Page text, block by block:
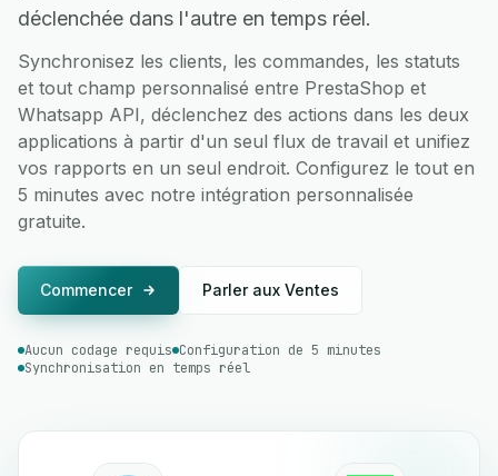
déclenchée dans l'autre en temps réel.
Synchronisez les clients, les commandes, les statuts
et tout champ personnalisé entre PrestaShop et
Whatsapp API, déclenchez des actions dans les deux
applications à partir d'un seul flux de travail et unifiez
vos rapports en un seul endroit. Configurez le tout en
5 minutes avec notre intégration personnalisée
gratuite.
Commencer Parler aux Ventes
Aucun codage requis Configuration de 5 minutes
Synchronisation en temps réel